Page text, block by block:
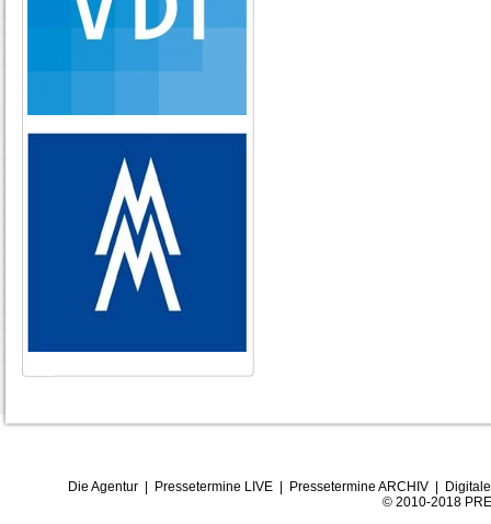
Die Agentur| Pressetermine LIVE| Pressetermine ARCHIV|
© 2010-2018